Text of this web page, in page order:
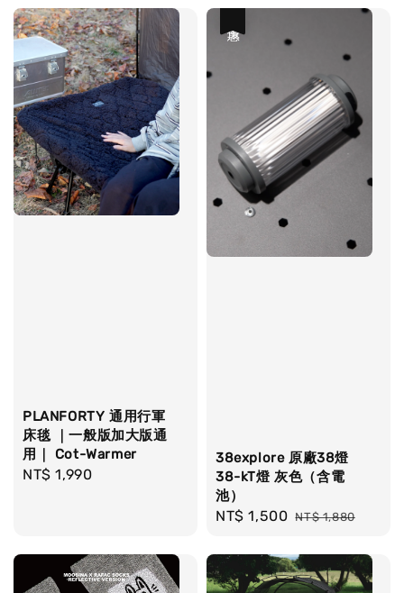
PLANFORTY 通用行軍
床毯 ｜一般版加大版通
用｜ Cot-Warmer
Regular
NT$ 1,990
38explore 原廠38燈
38-kT燈 灰色（含電
池）
Sale
NT$ 1,500 Regular
NT$ 1,880